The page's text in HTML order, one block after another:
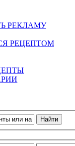
РЕКЛАМУ
РЕЦЕПТОМ